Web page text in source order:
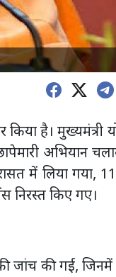
है। मुख्यमंत्री
अभियान
में लिया गया,
निरस्त किए गए।
जांच की गई,